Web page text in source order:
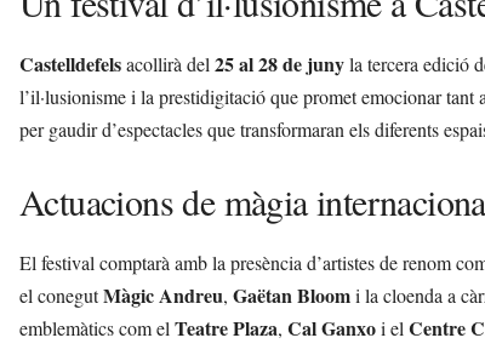
Castelldefelsacollirà del25 al 28 de junyla tercera edició
l’il·lusionisme i la prestidigitació que promet emocionar
per gaudir d’espectacles que transformaran els diferents
Actuacions de màgia
El festival comptarà amb la presència d’artistes de renom
el conegutMàgic Andreu, Gaëtan Bloomi la cloenda a
emblemàtics com elTeatre Plaza, Cal Ganxoi elCentre